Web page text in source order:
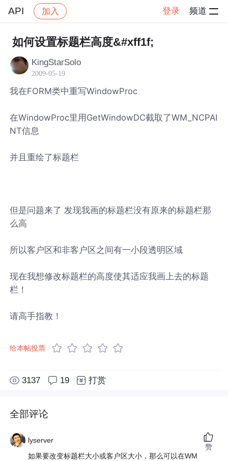
API 加入 登录 频道
社区 API 帖子详情
如何设置标题栏高度&#xff1f;
KingStarSolo
2009-05-19
我在FORM类中重写WindowProc
在WindowProc里用GetWindowDC截取了WM_NCPAI
NT信息
并且重绘了标题栏
但是问题来了 发现我画的标题栏没有原来的标题栏那
么高
所以客户区和非客户区之间有一小段透明区域
现在我想修改标题栏的高度使其适应我画上去的标题
栏！
请高手指教！
给本帖投票
3137 19 打赏
全部评论
lyserver
如果要改变标题栏大小或客户区大小，那么可以在WM
赞